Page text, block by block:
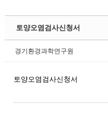
토양오염검사신청서
경기환경과학연구원
토양오염검사신청서